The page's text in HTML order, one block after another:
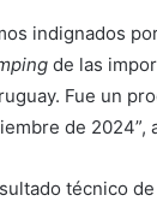
indignados
de las
Fue un
de 2024”,
técnico